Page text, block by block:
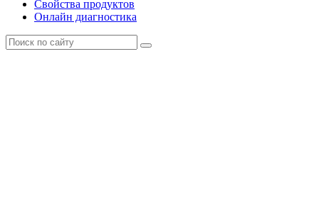
Свойства продуктов
Онлайн диагностика